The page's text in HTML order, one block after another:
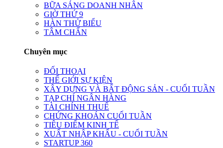
BỮA SÁNG DOANH NHÂN
GIỜ THỨ 9
HÀN THỬ BIỂU
TÂM CHẤN
Chuyên mục
ĐỐI THOẠI
THẾ GIỚI SỰ KIỆN
XÂY DỰNG VÀ BẤT ĐỘNG SẢN - CUỐI TUẦN
TẠP CHÍ NGÂN HÀNG
TÀI CHÍNH THUẾ
CHỨNG KHOÁN CUỐI TUẦN
TIÊU ĐIỂM KINH TẾ
XUẤT NHẬP KHẨU - CUỐI TUẦN
STARTUP 360